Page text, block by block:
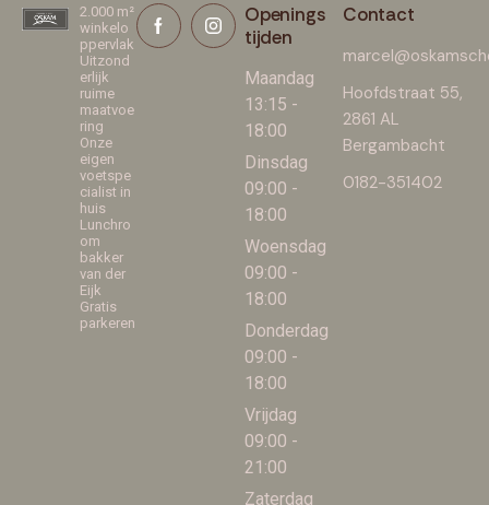
2.000 m²
winkelo
ppervlak
Uitzond
erlijk
ruime
maatvoe
ring
Onze
eigen
voetspe
cialist in
huis
Lunchro
om
bakker
van der
Eijk
Gratis
parkeren
Openings
tijden
Maandag
13:15 -
18:00
Dinsdag
09:00 -
18:00
Woensdag
09:00 -
18:00
Donderdag
09:00 -
18:00
Vrijdag
09:00 -
21:00
Zaterdag
Contact
Hoofdstraat 55,
2861 AL
Bergambacht
0182-351402